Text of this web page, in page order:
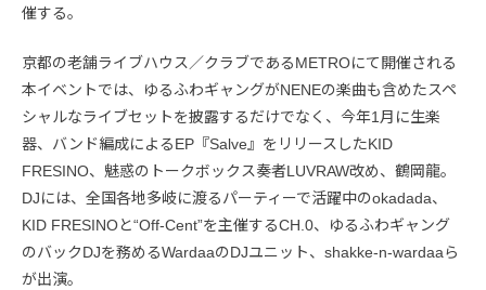
催する。
京都の老舗ライブハウス／クラブであるMETROにて開催される
本イベントでは、ゆるふわギャングがNENEの楽曲も含めたスペ
シャルなライブセットを披露するだけでなく、今年1月に生楽
器、バンド編成によるEP『Salve』をリリースしたKID
FRESINO、魅惑のトークボックス奏者LUVRAW改め、鶴岡龍。
DJには、全国各地多岐に渡るパーティーで活躍中のokadada、
KID FRESINOと“Off-Cent”を主催するCH.0、ゆるふわギャング
のバックDJを務めるWardaaのDJユニット、shakke-n-wardaaら
が出演。